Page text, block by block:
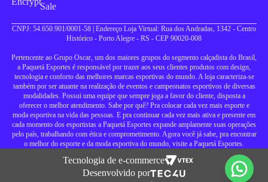
CNPJ: 54.650.901/0001-58 | Endereço Loja Virtual: Rua dos Andradas, 1342 - Centro
Histórico - Porto Alegre - RS - CEP 90020-008
Pertencente ao Grupo Oscar, um dos maiores grupos do segmento calçadista do Brasil,
a Paquetá Esportes é responsável por trazer aos seus clientes produtos com design,
tecnologia e conforto das melhores marcas esportivas do mundo. A loja caracteriza-se
também por ser atuante na realização de eventos e campeonatos esportivos de diversas
modalidades. Possui uma equipe que sempre joga a favor do cliente, disposta a
oferecer o melhor atendimento. Sabe por quê? Pra colocar cada vez mais esporte e
moda esportiva na vida das pessoas. E pra continuar cada vez mais ativa e presente em
cada momento dos esportistas a Paquetá Esportes expande amplamente suas operações
pelo país, trabalhando com ética e comprometimento. Agora você já sabe, pra encontrar
o melhor do esporte e da moda esportiva do mundo, visite a Paquetá Esportes.
Tecnologia de e-commerce
Desenvolvido por